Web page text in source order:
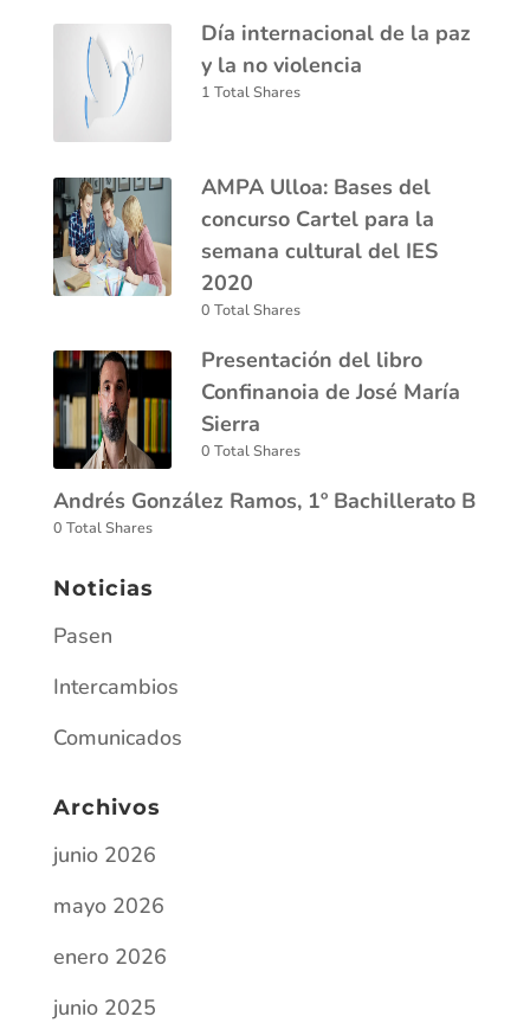
Día internacional de la paz
y la no violencia
1 Total Shares
AMPA Ulloa: Bases del
concurso Cartel para la
semana cultural del IES
2020
0 Total Shares
Presentación del libro
Confinanoia de José María
Sierra
0 Total Shares
Andrés González Ramos, 1º Bachillerato B
0 Total Shares
Noticias
Pasen
Intercambios
Comunicados
Archivos
junio 2026
mayo 2026
enero 2026
junio 2025